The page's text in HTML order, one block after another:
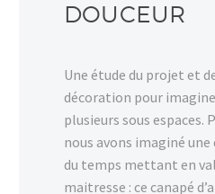
DOUCEUR
Une étude du projet et
décoration pour
plusieurs sous espaces.
nous avons imaginé
du temps mettant en
maitresse : ce canapé